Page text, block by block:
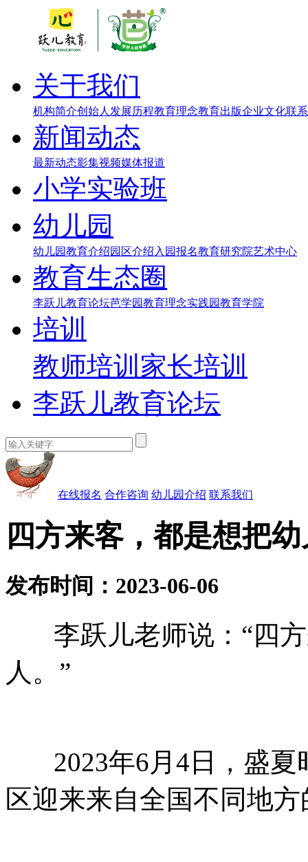
关于我们
机构简介创始人 发展历程教育理念教育出版企业文化联
新闻动态
最新动态影集视频媒体报道
小学实验班
幼儿园
幼儿园教育介绍园区介绍 入园报名教育研究院艺术中心
教育生态圈
李跃儿教育论坛芭学园教育理念实践园教育学院
培训
教师培训 家长培训
李跃儿教育论坛
在线报名 合作咨询 幼儿园介绍 联系我们
四方来客，都是想把
发布时间：2023-06-06
李跃儿老师说：“四方
人。”
2023年6月4日，盛夏
区迎来来自全国不同地